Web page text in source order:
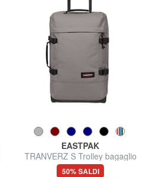
EASTPAK
TRANVERZ S Trolley bagaglio
a mano
50% SALDI